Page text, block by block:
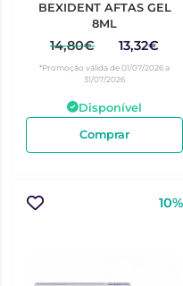
BEXIDENT AFTAS GEL
8ML
14,80€ 13,32€
*Promoção válida de 01/07/2026 a
31/07/2026
Disponível
Comprar
10%